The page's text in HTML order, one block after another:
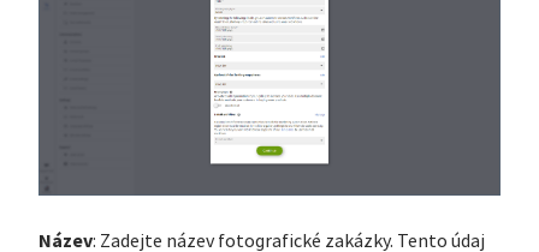
Název: Zadejte název fotografické zakázky. Tento údaj